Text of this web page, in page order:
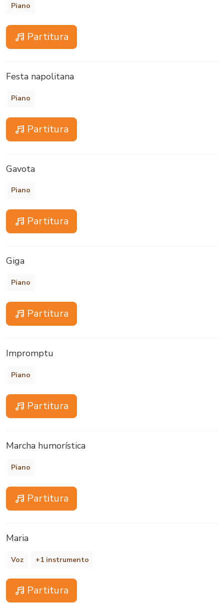
Piano
Partitura
Festa napolitana
Piano
Partitura
Gavota
Piano
Partitura
Giga
Piano
Partitura
Impromptu
Piano
Partitura
Marcha humorística
Piano
Partitura
Maria
Voz +1 instrumento
Partitura